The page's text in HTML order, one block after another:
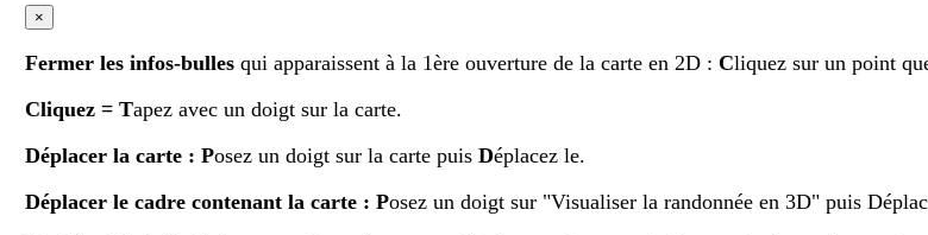
×
Fermer les infos-bullesqui apparaissent à la 1ère ouverture de la carte en 2D :Cliquez sur un point
Cliquez= Tapez avec un doigt sur la carte.
Déplacer la carte : Posez un doigt sur la carte puisDéplacez le.
Déplacer le cadre contenant la carte :Posez un doigt sur "Visualiser la randonnée en 3D" puis